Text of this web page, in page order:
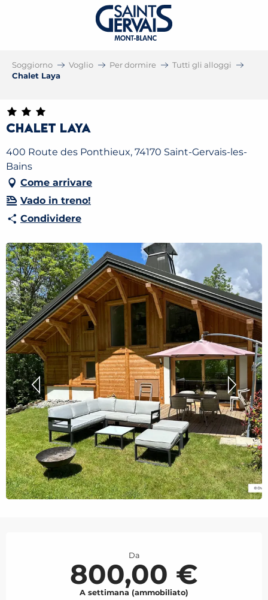
Soggiorno Voglio Per dormire
Tutti gli alloggi
Chalet Laya
Chalet Laya
400 Route des Ponthieux, 74170 Saint-Gervais-les-
Bains
Come arrivare
Vado in treno!
Condividere
Da
800,00 €
A settimana (ammobiliato)